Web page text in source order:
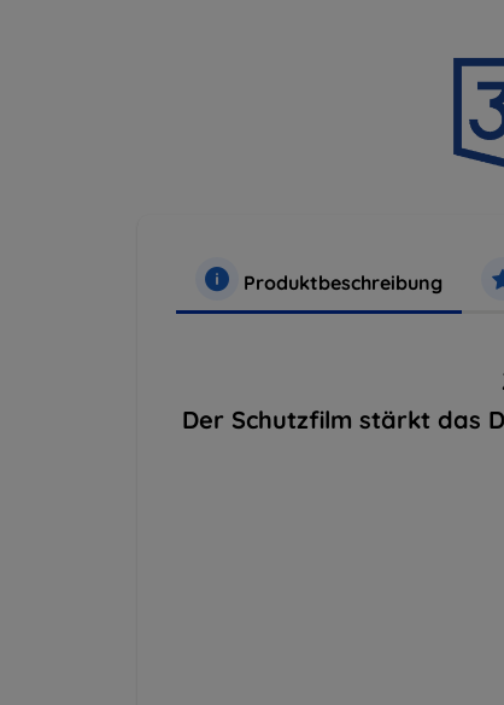
Produktbeschreibung
Der Schutzfilm stärkt das